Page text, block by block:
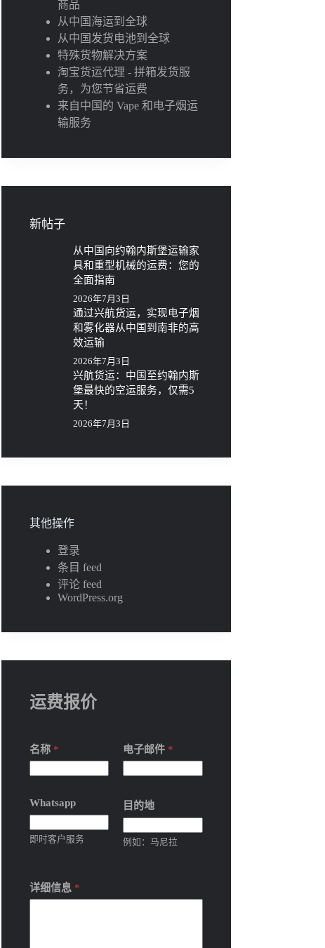
商品
从中国海运到全球
从中国发货电池到全球
特殊货物解决方案
淘宝货运代理 - 拼箱发货服
务，为您节省运费
来自中国的 Vape 和电子烟运
输服务
新帖子
从中国向约翰内斯堡运输家
具和重型机械的运费：您的
全面指南
2026年7月3日
通过兴航货运，实现电子烟
和雾化器从中国到南非的高
效运输
2026年7月3日
兴航货运：中国至约翰内斯
堡最快的空运服务，仅需5
天！
2026年7月3日
其他操作
登录
条目 feed
评论 feed
WordPress.org
运费报价
名称 *
Whatsapp
即时客户服务
电子邮件 *
目的地
例如：马尼拉
详细信息 *